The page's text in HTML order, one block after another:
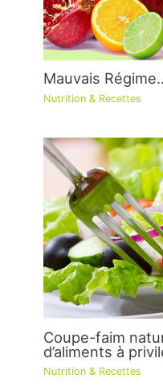
Mauvais
Nutrition & Recettes
Coupe-faim
d’aliments à
Nutrition & Recettes